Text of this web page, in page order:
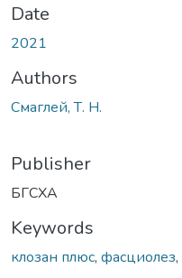
Date
2021
Authors
Смаглей, Т. Н.
Publisher
БГСХА
Keywords
клозан плюс, фасциолез,